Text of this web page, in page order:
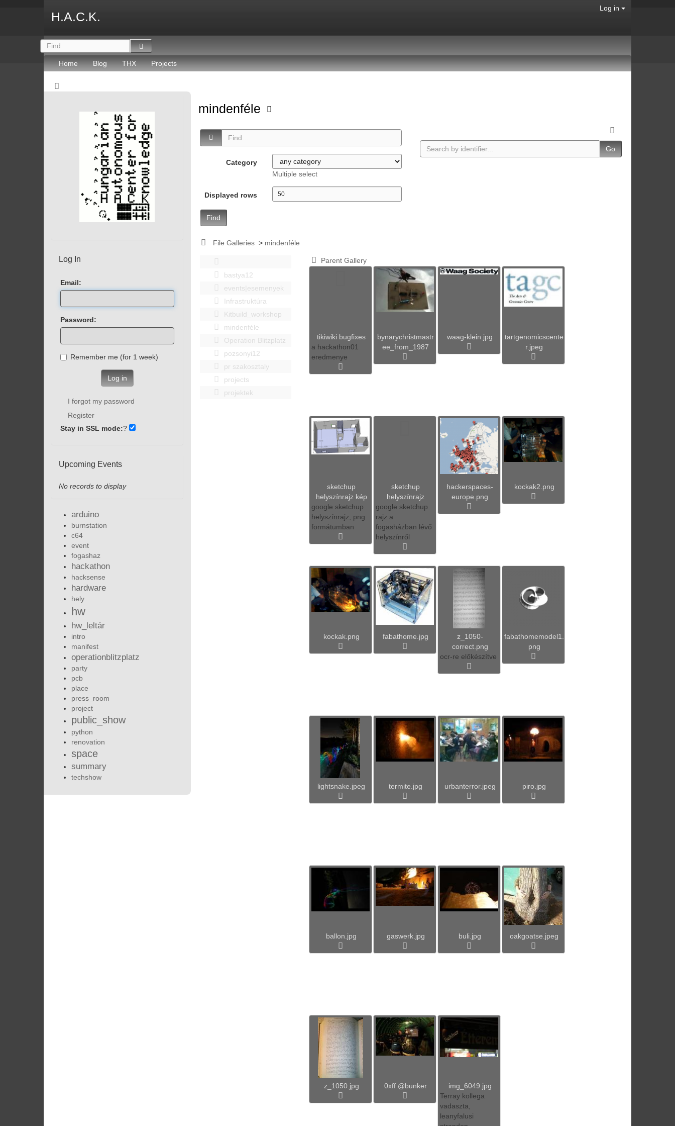
H.A.C.K.
Log in
Home Blog THX Projects
mindenféle
Category
Multiple select
Displayed rows
Find
Go
File Galleries > mindenféle
bastya12
events|esemenyek
Infrastruktúra
Kitbuild_workshop
mindenféle
Operation Blitzplatz
pozsonyi12
pr szakosztaly
projects
projektek
Parent Gallery
tikiwiki bugfixes
a hackathon01
eredmenye
bynarychristmastr
ee_from_1987
waag-klein.jpg
tartgenomicscente
r.jpeg
sketchup
helyszínrajz kép
google sketchup
helyszínrajz, png
formátumban
sketchup
helyszínrajz
google sketchup
rajz a
fogasházban lévő
helyszínről
hackerspaces-
europe.png
kockak2.png
kockak.png fabathome.jpg
z_1050-
correct.png
ocr-re előkészítve
fabathomemodel1.
png
lightsnake.jpeg termite.jpg urbanterror.jpeg piro.jpg
ballon.jpg gaswerk.jpg buli.jpg oakgoatse.jpeg
z_1050.jpg 0xff @bunker
img_6049.jpg
Terray kollega
vadaszta,
leanyfalusi
Log In
Email:
Password:
Remember me (for 1 week)
Log in
I forgot my password
Register
Stay in SSL mode:?
Upcoming Events
No records to display
arduino
burnstation
c64
event
fogashaz
hackathon
hacksense
hardware
hely
hw
hw_leltár
intro
manifest
operationblitzplatz
party
pcb
place
press_room
project
public_show
python
renovation
space
summary
techshow